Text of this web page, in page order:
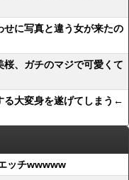
せに写真と違う女が来たの
桜、ガチのマジで可愛くて
る大変身を遂げてしまう←
ッチwwwww